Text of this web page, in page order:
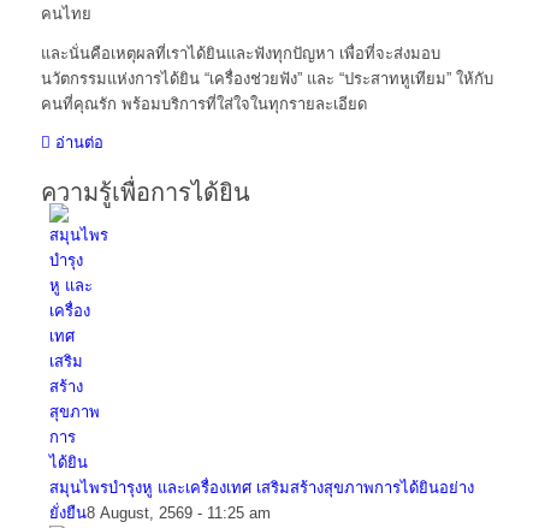
คนไทย
และนั่นคือเหตุผลที่เราได้ยินและฟังทุกปัญหา เพื่อที่จะส่งมอบ
นวัตกรรมแห่งการได้ยิน “เครื่องช่วยฟัง” และ “ประสาทหูเทียม” ให้กับ
คนที่คุณรัก พร้อมบริการที่ใส่ใจในทุกรายละเอียด
อ่านต่อ
ความรู้เพื่อการได้ยิน
สมุนไพรบำรุงหู และเครื่องเทศ เสริมสร้างสุขภาพการได้ยินอย่าง
ยั่งยืน8 August, 2569 - 11:25 am